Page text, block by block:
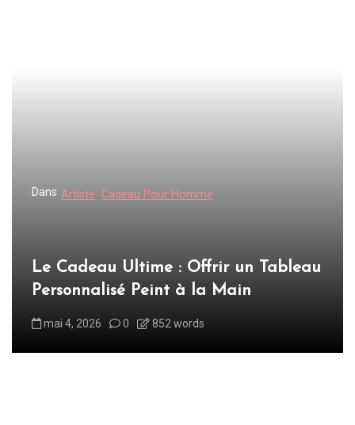
i
Dans Artiste Cadeau Pour Homme
Le Cadeau Ultime : Offrir un Tableau
Personnalisé Peint à la Main
mai 4, 2026 0 852 words